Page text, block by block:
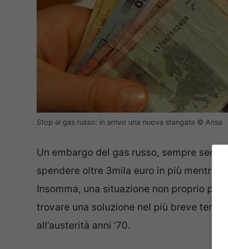
Stop al gas russo: in arrivo una nuova stangata © Ansa
Un embargo del gas russo, sempre
spendere oltre 3mila euro in più mentre
i
Insomma, una situazione non proprio
trovare una soluzione nel più breve
all’austerità anni ’70.